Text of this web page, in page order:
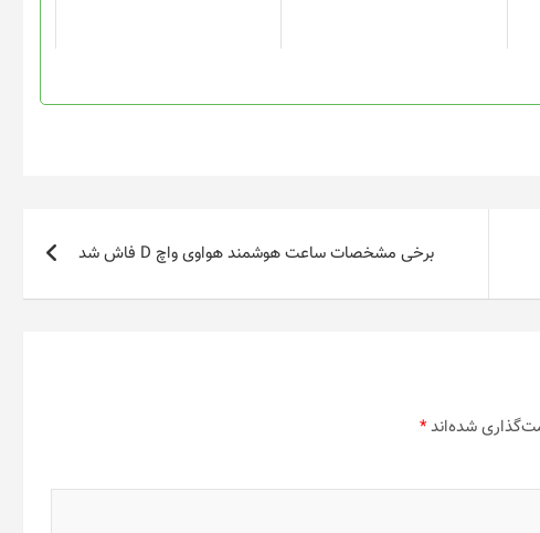
برخی مشخصات ساعت هوشمند هواوی واچ D فاش شد
شده‌اند*